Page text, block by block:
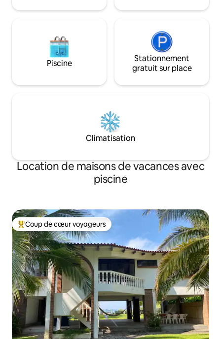
qualité hôtelière. TOUT AU PREMIER
escroqueries !
Piscine
Stationnement
gratuit sur place
Climatisation
Location de maisons de vacances avec
piscine
Coups de cœur voyageurs les plus appréciés
Coup de cœur voyageurs